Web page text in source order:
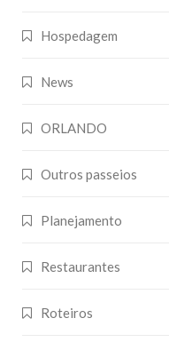
Hospedagem
News
ORLANDO
Outros passeios
Planejamento
Restaurantes
Roteiros